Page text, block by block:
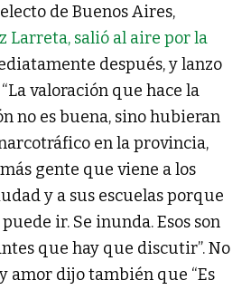
de Buenos Aires,
Larreta, salió al aire por la
después, y lanzo
valoración que hace la
no es buena, sino hubieran
en la provincia,
gente que viene a los
y a sus escuelas porque
ir. Se inunda. Esos son
que hay que discutir”. No
amor dijo también que “Es